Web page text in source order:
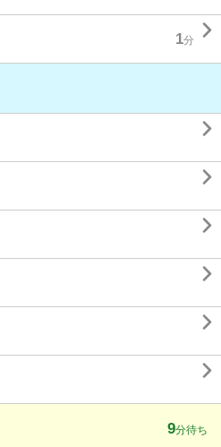
1分 






9分待ち